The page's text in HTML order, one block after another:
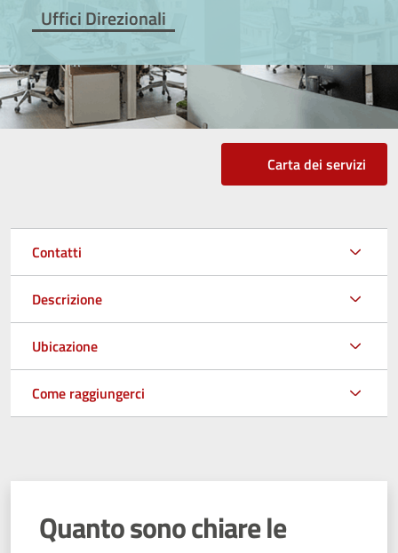
Uffici Direzionali
Carta dei servizi
Contatti
Descrizione
Ubicazione
Come raggiungerci
Quanto sono chiare le